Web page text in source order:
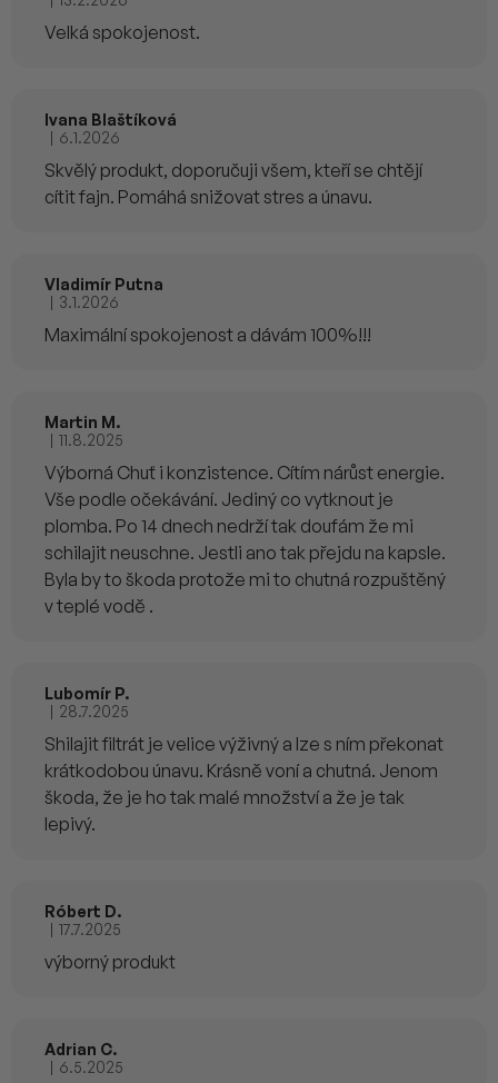
Hodnocení produktu je 5 z 5 hvězdiček.
Velká spokojenost.
Ivana Blaštíková
Hodnocení produktu je 5 z 5 hvězdiček.
| 6.1.2026
Skvělý produkt, doporučuji všem, kteří se chtějí
cítit fajn. Pomáhá snižovat stres a únavu.
Vladimír Putna
Hodnocení produktu je 5 z 5 hvězdiček.
| 3.1.2026
Maximální spokojenost a dávám 100%!!!
Martin M.
Hodnocení produktu je 4 z 5 hvězdiček.
| 11.8.2025
Výborná Chuť i konzistence. Cítím nárůst energie.
Vše podle očekávání. Jediný co vytknout je
plomba. Po 14 dnech nedrží tak doufám že mi
schilajit neuschne. Jestli ano tak přejdu na kapsle.
Byla by to škoda protože mi to chutná rozpuštěný
v teplé vodě .
Lubomír P.
Hodnocení produktu je 5 z 5 hvězdiček.
| 28.7.2025
Shilajit filtrát je velice výživný a lze s ním překonat
krátkodobou únavu. Krásně voní a chutná. Jenom
škoda, že je ho tak malé množství a že je tak
lepivý.
Róbert D.
Hodnocení produktu je 5 z 5 hvězdiček.
| 17.7.2025
výborný produkt
Adrian C.
Hodnocení produktu je 4 z 5 hvězdiček.
| 6.5.2025